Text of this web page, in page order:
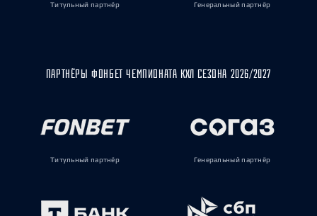
Титульный партнёр Генеральный партнёр
ПАРТНЁРЫ ФОНБЕТ ЧЕМПИОНАТА КХЛ СЕЗОНА 2026/2027
Титульный партнёр Генеральный партнёр